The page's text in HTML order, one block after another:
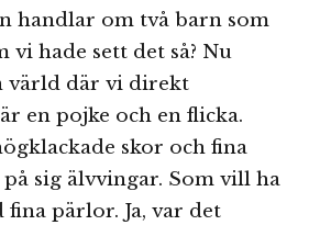
handlar om två barn som
vi hade sett det så? Nu
värld där vi direkt
en pojke och en flicka.
skor och fina
sig älvvingar. Som vill ha
fina pärlor. Ja, var det